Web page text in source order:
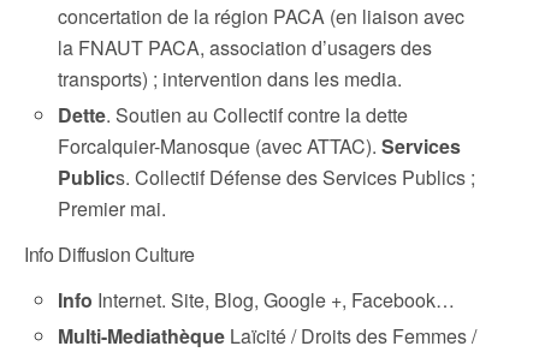
concertation de la région PACA (en liaison avec
la FNAUT PACA, association d’usagers des
transports) ; intervention dans les media.
Dette. Soutien au Collectif contre la dette
Forcalquier-Manosque (avec ATTAC).Services
Publics. Collectif Défense des Services Publics ;
Premier mai.
Info Diffusion Culture
Info Internet. Site, Blog, Google +, Facebook…
Multi-Mediathèque Laïcité / Droits des Femmes /